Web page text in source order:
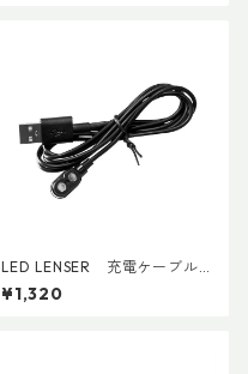
LED LENSER 充電ケーブル
（型番：SP500990_CC）
¥1,320